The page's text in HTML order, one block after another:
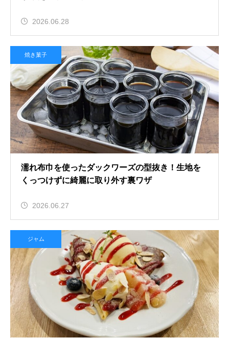
2026.06.28
焼き菓子
濡れ布巾を使ったダックワーズの型抜き！生地を
くっつけずに綺麗に取り外す裏ワザ
2026.06.27
ジャム